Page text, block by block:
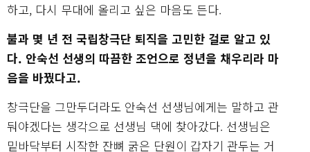
하고, 다시 무대에 올리고 싶은 마음도 든다.
불과 몇 년 전 국립창극단 퇴직을 고민한 걸로 알고 있
다. 안숙선 선생의 따끔한 조언으로 정년을 채우리라 마
음을 바꿨다고.
창극단을 그만두더라도 안숙선 선생님에게는 말하고 관
둬야겠다는 생각으로 선생님 댁에 찾아갔다. 선생님은
밑바닥부터 시작한 잔뼈 굵은 단원이 갑자기 관두는 거